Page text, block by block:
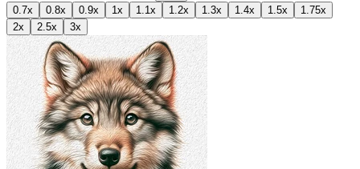
0.7x 0.8x 0.9x 1x 1.1x 1.2x 1.3x 1.4x 1.5x
1.75x
2x
2.5x 3x